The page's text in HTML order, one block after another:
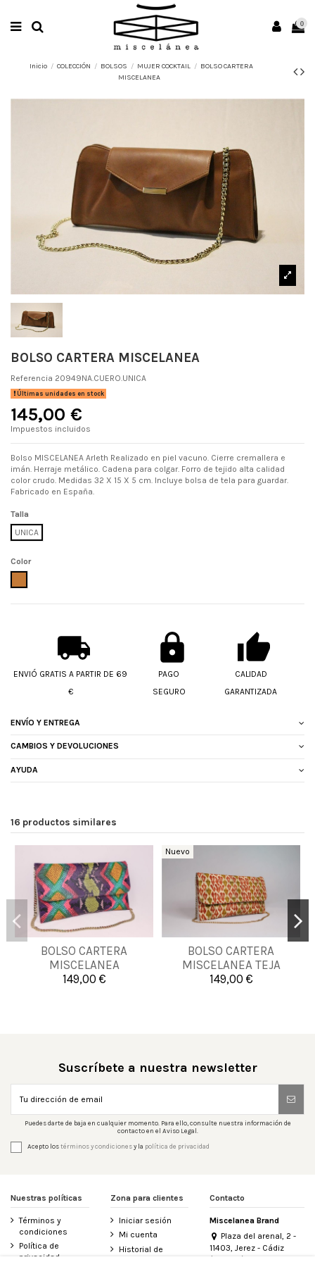
0
Inicio COLECCIÓN BOLSOS MUJER COCKTAIL
BOLSO CARTERA
MISCELANEA
BOLSO CARTERA MISCELANEA
Referencia 20949NA.CUERO.UNICA
Últimas unidades en stock
145,00 €
Impuestos incluidos
Bolso MISCELANEA Arleth Realizado en piel vacuno. Cierre cremallera e
imán. Herraje metálico. Cadena para colgar. Forro de tejido alta calidad
color crudo. Medidas 32 X 15 X 5 cm. Incluye bolsa de tela para guardar.
Fabricado en España.
Talla
UNICA
Color
ENVIÓ GRATIS A PARTIR DE 69
€
PAGO
SEGURO
CALIDAD
GARANTIZADA
ENVÍO Y ENTREGA
CAMBIOS Y DEVOLUCIONES
AYUDA
16 productos similares
BOLSO CARTERA
MISCELANEA
MULTICOLOR
149,00 €
UNICA
Añadir al carrito
Nuevo
BOLSO CARTERA
MISCELANEA TEJA
149,00 €
UNICA
Añadir al carrito
Suscríbete a nuestra newsletter
Puedes darte de baja en cualquier momento. Para ello, consulte nuestra información de
contacto en el Aviso Legal.
Acepto lostérminos y condicionesy la política de privacidad
Nuestras políticas
Términos y
condiciones
Política de
privacidad
Zona para clientes
Iniciar sesión
Mi cuenta
Historial de
Contacto
Miscelanea Brand
Plaza del arenal, 2 -
11403, Jerez - Cádiz
(España)